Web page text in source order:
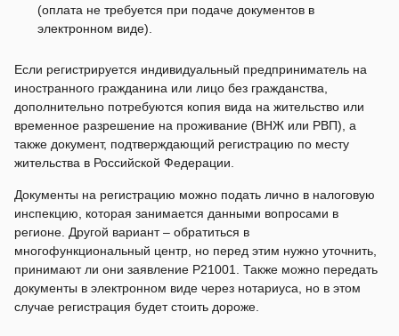
(оплата не требуется при подаче документов в
электронном виде).
Если регистрируется индивидуальный предприниматель на
иностранного гражданина или лицо без гражданства,
дополнительно потребуются копия вида на жительство или
временное разрешение на проживание (ВНЖ или РВП), а
также документ, подтверждающий регистрацию по месту
жительства в Российской Федерации.
Документы на регистрацию можно подать лично в налоговую
инспекцию, которая занимается данными вопросами в
регионе. Другой вариант – обратиться в
многофункциональный центр, но перед этим нужно уточнить,
принимают ли они заявление Р21001. Также можно передать
документы в электронном виде через нотариуса, но в этом
случае регистрация будет стоить дороже.